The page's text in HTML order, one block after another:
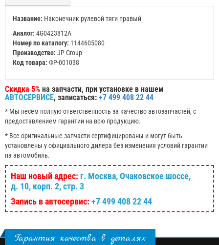
Название: Наконечник рулевой тяги правый
Аналог: 4G0423812A
Номер по каталогу: 1144605080
Производство: JP Group
Код товара: ФР-001038
Скидка 5% на запчасти, при установке в нашем
АВТОСЕРВИСЕ, записаться: +7 499 408 22 44
* Мы несем полную ответственность за качество автозапчастей, с
предоставлением гарантии на всю продукцию.
* Все оригинальные запчасти сертифицированы и могут быть
установлены у официального дилера без изменения условий гарантии
на автомобиль.
Наш новый адрес: г. Москва, Очаковское шоссе,
д. 10, корп. 2, стр. 3
Запись в автосервис: +7 499 408 22 44
Гарантия качества в деталях